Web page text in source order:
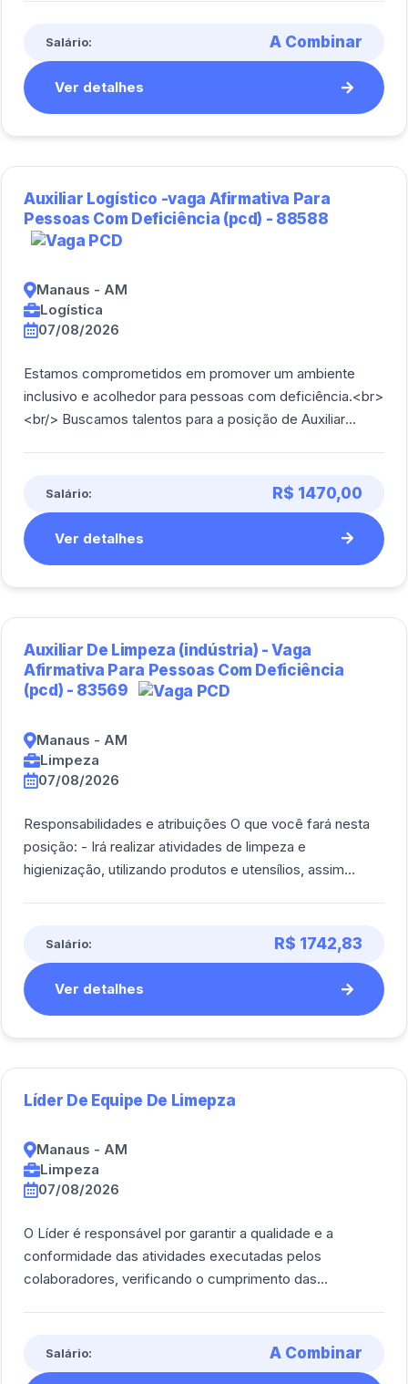
Salário: A Combinar
Ver detalhes
Auxiliar Logístico -vaga Afirmativa Para
Pessoas Com Deficiência (pcd) - 88588
Manaus - AM
Logística
07/08/2026
Estamos comprometidos em promover um ambiente
inclusivo e acolhedor para pessoas com deficiência.<br>
<br/> Buscamos talentos para a posição de Auxiliar
Salário: R$ 1470,00
Ver detalhes
Auxiliar De Limpeza (indústria) - Vaga
Afirmativa Para Pessoas Com Deficiência
(pcd) - 83569
Manaus - AM
Limpeza
07/08/2026
Responsabilidades e atribuições O que você fará nesta
posição: - Irá realizar atividades de limpeza e
higienização, utilizando produtos e utensílios, assim
Salário: R$ 1742,83
Ver detalhes
Líder De Equipe De Limepza
Manaus - AM
Limpeza
07/08/2026
O Líder é responsável por garantir a qualidade e a
conformidade das atividades executadas pelos
colaboradores, verificando o cumprimento das
Salário: A Combinar